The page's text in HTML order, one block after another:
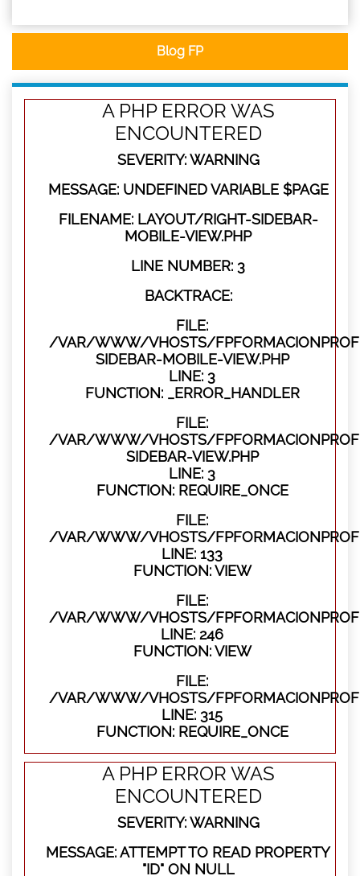
Blog FP
A PHP ERROR WAS
ENCOUNTERED
SEVERITY: WARNING
MESSAGE: UNDEFINED VARIABLE $PAGE
FILENAME: LAYOUT/RIGHT-SIDEBAR-
MOBILE-VIEW.PHP
LINE NUMBER: 3
BACKTRACE:
FILE:
/VAR/WWW/VHOSTS/
SIDEBAR-MOBILE-VIEW.PHP
LINE: 3
FUNCTION: _ERROR_HANDLER
FILE:
/VAR/WWW/VHOSTS/
SIDEBAR-VIEW.PHP
LINE: 3
FUNCTION: REQUIRE_ONCE
FILE:
/VAR/WWW/VHOSTS/
LINE: 133
FUNCTION: VIEW
FILE:
/VAR/WWW/VHOSTS/
LINE: 246
FUNCTION: VIEW
FILE:
/VAR/WWW/VHOSTS/
LINE: 315
FUNCTION: REQUIRE_ONCE
A PHP ERROR WAS
ENCOUNTERED
SEVERITY: WARNING
MESSAGE: ATTEMPT TO READ PROPERTY
"ID" ON NULL